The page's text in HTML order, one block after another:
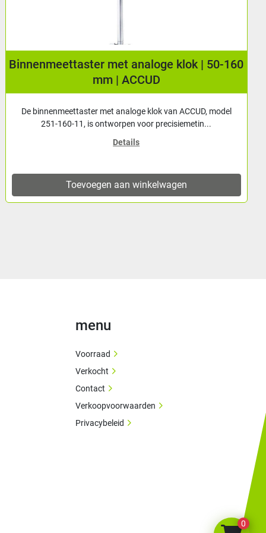
Binnenmeettaster met analoge klok | 50-160
mm | ACCUD
De binnenmeettaster met analoge klok van ACCUD, model
251-160-11, is ontworpen voor precisiemetin...
Details
Toevoegen aan winkelwagen
menu
Voorraad
Verkocht
Contact
Verkoopvoorwaarden
Privacybeleid
0